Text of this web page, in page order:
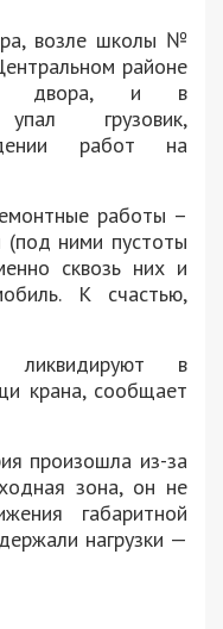
возле школы №
районе
двора, и в
грузовик,
работ на
работы –
ними пустоты
сквозь них и
К счастью,
в
крана, сообщает
произошла из-за
зона, он не
габаритной
нагрузки —